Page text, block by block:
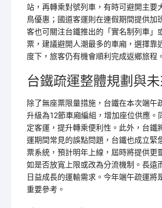
站，再轉乘對號列車，有時可避開主要
鳥優惠；國道客運則在連假期間提供
客也可關注台鐵推出的「實名制列車」
票，建議避開人潮最多的車廂，選擇靠
度下，旅客仍有機會順利完成返鄉旅程。
台鐵疏運整體規劃與
除了無座票限量措施，台鐵在本次端
升級為12節車廂編組，增加座位供應
定客運，提升轉乘便利性。此外，台
運期間常見的誤點問題，台鐵也成立緊
票系統，預計明年上線，屆時將提供更
如是否放寬上限或改為分流機制。長遠
日益成長的運輸需求。今年端午疏運
重要參考。